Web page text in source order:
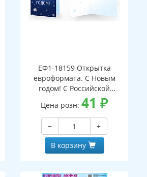
ЕФ1-18159 Открытка
евроформата. С Новым
годом! С Российской
символикой. Без текста
(серебряная фольга)
Цена розн:41₽
−
+
В корзину